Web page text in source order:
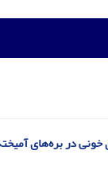
در بره‌های